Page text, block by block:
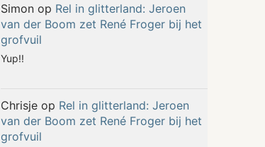
Simonop Rel in glitterland: Jeroen
van der Boom zet René Froger bij het
grofvuil
Yup!!
Chrisjeop Rel in glitterland: Jeroen
van der Boom zet René Froger bij het
grofvuil